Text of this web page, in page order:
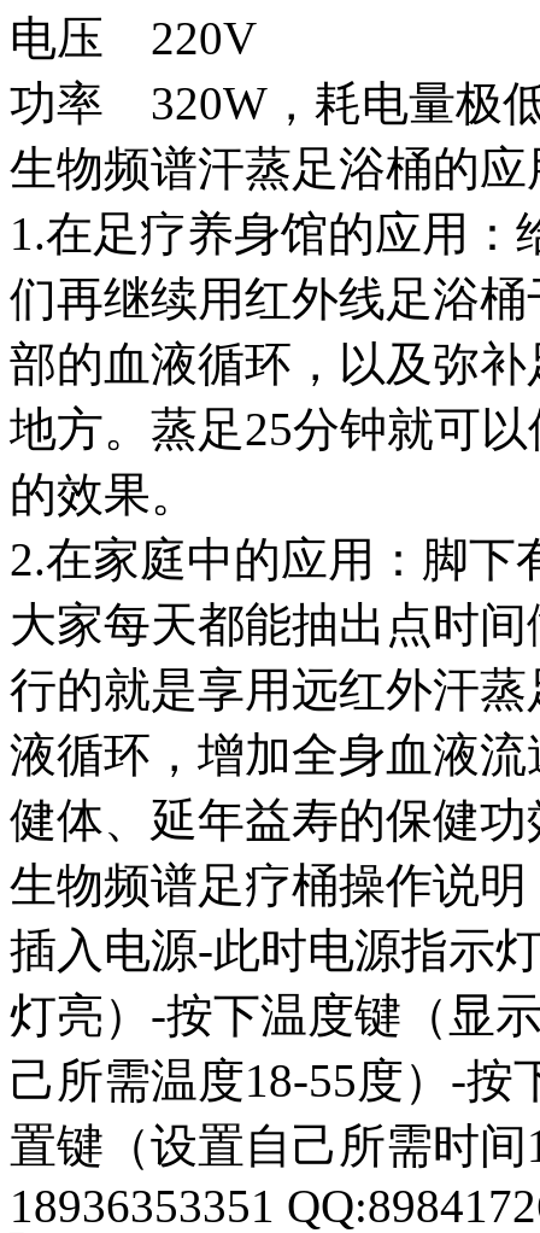
电压 220V
功率 320W，耗电量极
生物频谱汗蒸足浴桶的应
1.在足疗养身馆的应用
们再继续用红外线足浴
部的血液循环，以及弥
地方。蒸足25分钟就可
的效果。
2.在家庭中的应用：脚下
大家每天都能抽出点时
行的就是享用远红外汗
液循环，增加全身血液
健体、延年益寿的保健功
生物频谱足疗桶操作说明
插入电源-此时电源指示
灯亮）-按下温度键（显
己所需温度18-55度）-
置键（设置自己所需时
18936353351